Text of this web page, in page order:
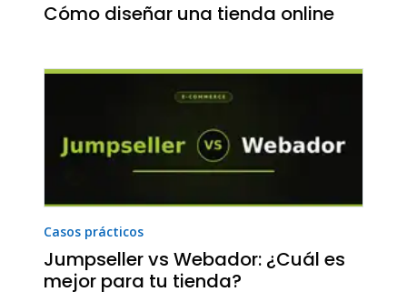
Cómo diseñar una tienda online
Casos prácticos
Jumpseller vs Webador: ¿Cuál es
mejor para tu tienda?